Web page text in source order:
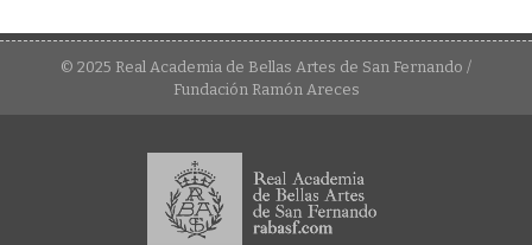
© 2025 Real Academia de Bellas Artes de San Fernando /
Fundación Ramón Areces